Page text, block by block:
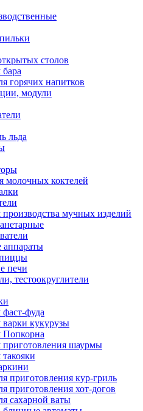
столов
горячих напитков
модули
льда
молочных коктелей
мучных изделий
печи
тестоокруглители
фуда
варки кукурузы
Попкорна
приготовления шаурмы
приготовления кур-гриль
приготовления хот-догов
сахарной ваты